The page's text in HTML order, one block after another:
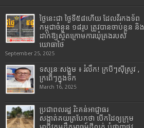
ថ្ងៃនេះជា ថ្ងៃទី៥៨ហើយ ដែលវីរកងទ័ព
កម្ពុជាចំនួន ១៨រូប ត្រូវបានចាប់ខ្លួន និង
ដាក់ឱ្យស្ថិតក្រោមការឃុំគ្រងរបស់
យោធាថៃ
September 25, 2025
ទស្សនៈសង្គម ៖ រំលឹក! ក្របីៗស៊ីស្រូវ ,
ក្រពើៗក្នុងទឹក
March 16, 2025
ប្រជាពលរដ្ឋ រិះគន់អាជ្ញាធរ
សង្កាត់គយត្របែកថា បើកដៃឲ្យក្រុម